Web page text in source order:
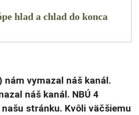
hlad a chlad do konca
nám vymazal náš kanál.
náš kanál. NBÚ 4
stránku. Kvôli väčšiemu